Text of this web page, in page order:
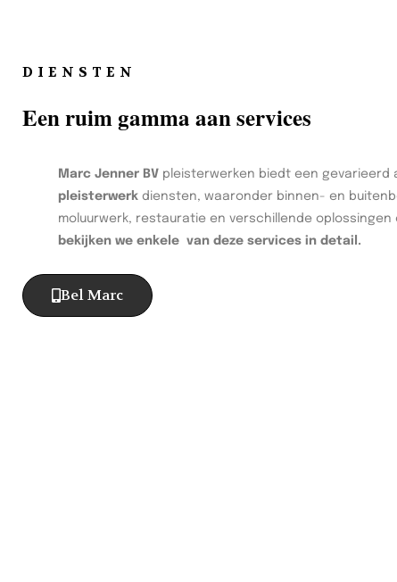
DIENSTEN
Een ruim gamma aan services
Marc Jenner BV pleisterwerken biedt een gevarieerd
pleisterwerk diensten, waaronder binnen- en
moluurwerk, restauratie en verschillende oplossingen
bekijken we enkele van deze services in detail.
Bel Marc